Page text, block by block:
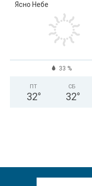
Ясно Небе
33 %
ПТ
32°
СБ
32°